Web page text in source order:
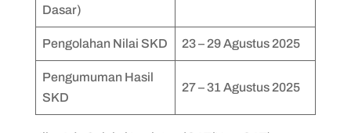
Dasar)
Pengolahan Nilai SKD 23 – 29 Agustus 2025
Pengumuman Hasil
SKD
27 – 31 Agustus 2025